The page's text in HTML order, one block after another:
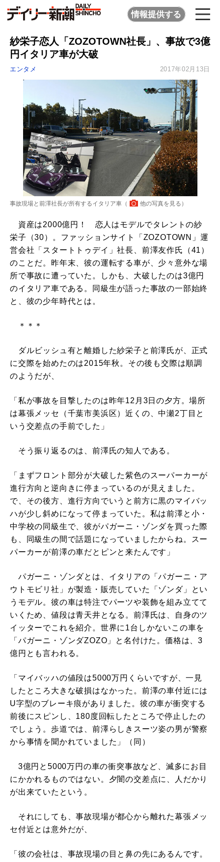
情報提供する
紗栄子恋人「ZOZOTOWN社長」、事故で3億
円イタリア車が大破
エンタメ 2017年02月13日
事故現場と前澤社長が所有するイタリア車（ 他の写真を見る ）
資産は2000億円！ 恋人はモデルでタレントの紗
栄子（30）。ファッションサイト「ZOZOTOWN」運
営会社「スタートトゥデイ」社長、前澤友作氏（41）
のことだ。昨年末、彼の運転する車が、少々意外な場
所で事故に遭っていた。しかも、大破したのは3億円
のイタリア車である。同級生が語った事故の一部始終
と、彼の少年時代とは。
＊＊＊
ダルビッシュ有と離婚した紗栄子と前澤氏が、正式
に交際を始めたのは2015年秋。その後も交際は順調
のようだが、
「私が事故を目撃したのは昨年12月3日の夕方。場所
は幕張メッセ（千葉市美浜区）近くの、中瀬2丁目と
いう交差点の手前でした」
そう振り返るのは、前澤氏の知人である。
「まずフロント部分が大破した紫色のスーパーカーが
進行方向と逆向きに停まっているのが見えました。
で、その後方、進行方向でいうと前方に黒のマイバッ
ハが少し斜めになって停まっていた。私は前澤と小・
中学校の同級生で、彼がパガーニ・ゾンダを買った際
も、同級生の間で話題になっていましたからね。スー
パーカーが前澤の車だとピンと来たんです」
パガーニ・ゾンダとは、イタリアの「パガーニ・ア
ウトモビリ社」が製造・販売していた「ゾンダ」とい
うモデル。彼の車は特注でパーツや装飾を組み立てて
いくため、値段は青天井となる。前澤氏は、自身のツ
イッターでこれを紹介。世界に1台しかないこの車を
「パガーニ・ゾンダZOZO」と名付けた。価格は、3
億円とも言われる。
「マイバッハの値段は5000万円くらいですが、一見
したところ大きな破損はなかった。前澤の車付近には
U字型のブレーキ痕がありました。彼の車が衝突する
前後にスピンし、180度回転したところで停止したの
でしょう。歩道では、前澤らしきスーツ姿の男が警察
から事情を聞かれていました」（同）
3億円と5000万円の車の衝突事故など、滅多にお目
にかかれるものではない。夕闇の交差点に、人だかり
が出来ていたという。
それにしても、事故現場が都心から離れた幕張メッ
セ付近とは意外だが、
「彼の会社は、事故現場の目と鼻の先にあるんです。